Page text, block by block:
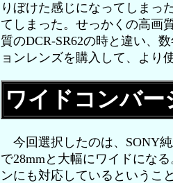
りぼけた感じになってしまっ
てしまった。せっかくの高画
質のDCR-SR62の時と違い、
ョンレンズを購入して、より
ワイドコンバー
今回選択したのは、SONY純
で28mmと大幅にワイドにな
ンにも対応しているというこ